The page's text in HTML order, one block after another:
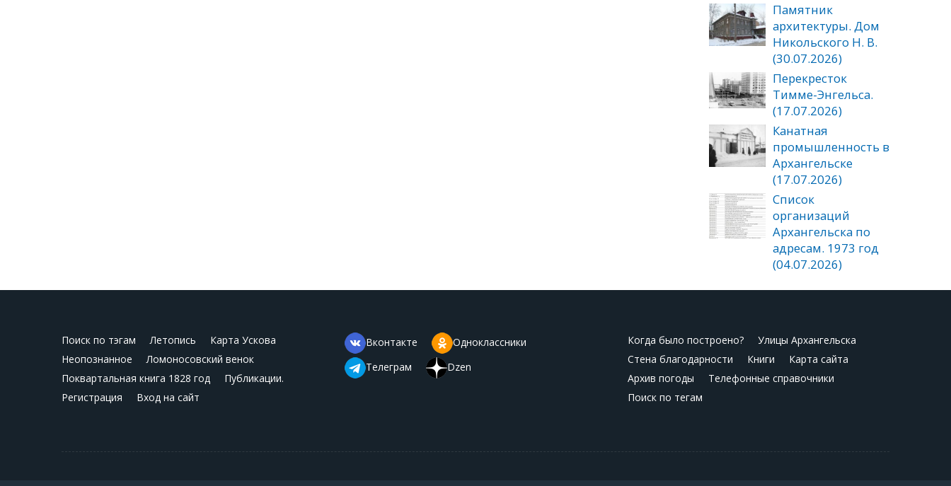
Памятник
архитектуры. Дом
Никольского Н. В.
(30.07.2026)
Перекресток
Тимме-Энгельса.
(17.07.2026)
Канатная
промышленность в
Архангельске
(17.07.2026)
Список
организаций
Архангельска по
адресам. 1973 год
(04.07.2026)
Поиск по тэгам Летопись
Карта Ускова
Неопознанное
Ломоносовский венок
Поквартальная книга 1828 год
Публикации.
Регистрация
Вход на сайт
Вконтакте
Одноклассники
Телеграм
Dzen
Когда было построено?
Улицы Архангельска
Стена благодарности
Книги
Карта сайта
Архив погоды
Телефонные справочники
Поиск по тегам